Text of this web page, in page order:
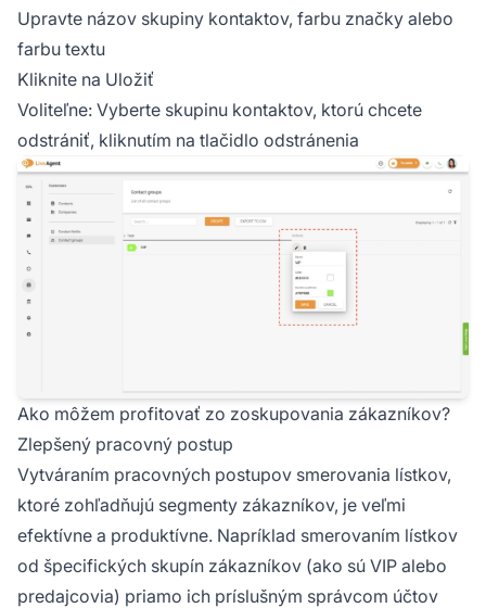
Upravte názov skupiny kontaktov, farbu značky alebo
farbu textu
Kliknite na Uložiť
Voliteľne: Vyberte skupinu kontaktov, ktorú chcete
odstrániť, kliknutím na tlačidlo odstránenia
Ako môžem profitovať zo zoskupovania zákazníkov?
Zlepšený pracovný postup
Vytváraním pracovných postupov smerovania lístkov,
ktoré zohľadňujú segmenty zákazníkov, je veľmi
efektívne a produktívne. Napríklad smerovaním lístkov
od špecifických skupín zákazníkov (ako sú VIP alebo
predajcovia) priamo ich príslušným správcom účtov